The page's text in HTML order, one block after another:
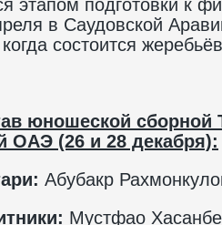
этапом подготовки к
в Саудовской
состоится
юношеской сборной
ОАЭ (26 и 28 декабря):
Абубакр
Мустфао